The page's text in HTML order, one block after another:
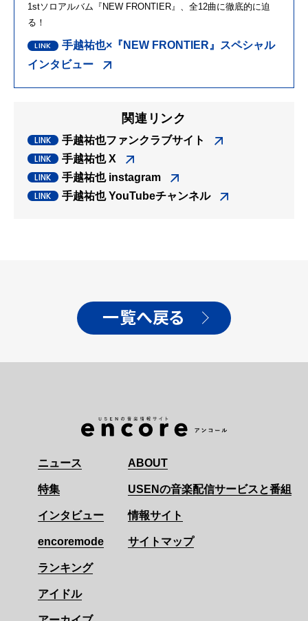
1stソロアルバム『NEW FRONTIER』、全12曲に徹底的に迫
る！
手越祐也×『NEW FRONTIER』スペシャル
インタビュー
関連リンク
手越祐也ファンクラブサイト
手越祐也 X
手越祐也 instagram
手越祐也 YouTubeチャンネル
一覧へ戻る
ニュース
特集
インタビュー
encoremode
ランキング
アイドル
ABOUT
USENの音楽配信サービスと番組
情報サイト
サイトマップ